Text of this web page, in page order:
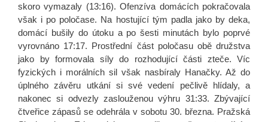
skoro vymazaly (13:16). Ofenzíva domácích pokračovala
však i po poločase. Na hostující tým padla jako by deka,
domácí bušily do útoku a po šesti minutách bylo poprvé
vyrovnáno 17:17. Prostřední část poločasu obě družstva
jako by formovala síly do rozhodující části zteče. Víc
fyzických i morálních sil však nasbíraly Hanačky. Až do
úplného závěru utkání si své vedení pečlivě hlídaly, a
nakonec si odvezly zaslouženou výhru 31:33. Zbývající
čtveřice zápasů se odehrála v sobotu 30. března. Pražská